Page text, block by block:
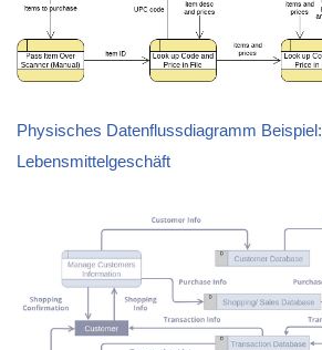
Physisches Datenflussdiagramm Beispiel:
Lebensmittelgeschäft